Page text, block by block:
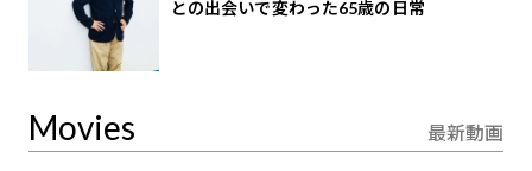
との出会いで変わった65歳の日常
Movies 最新動画